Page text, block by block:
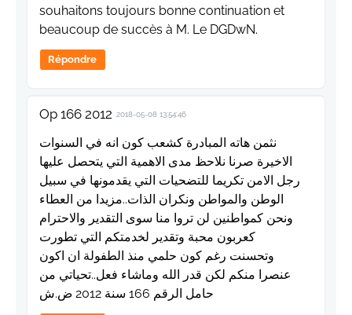
souhaitons toujours bonne continuation et
beaucoup de succès à M. Le DGDwN.
Répondre
Op 166 2012 2018-05-08 13:54:46
نثمن هاته المبادرة كشعب كون انه في السنوات
الاخيرة صرنا نلاحظ مدى الاهمية التي يتحصل عليها
رجل الامن تكريما للتضحيات التي يقدمونها في سبيل
الوطن والمواطن ونكران الذات..مزيدا من العطاء
ونحن كمواطنين لن تروا منا سوى التقدير والاحترام
كعربون محبة وتقدير لخدمتكم التي تطورت
وتحسنت رغم كون حلمي منذ الطفولة ان اكون
عنصرا منكم لكن قدر الله وماشاء فعل..تحياتي من
حامل الرقم 166 سنة 2012 ض.ش